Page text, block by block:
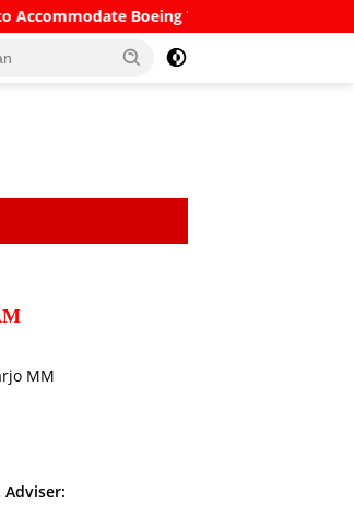
777s and Airbus A380s
MM
Adviser: